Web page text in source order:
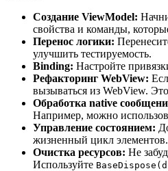
Создание ViewModel:
свойства и команды,
Перенос логики:
улучшить тестируемость.
Binding: Настройте
Рефакторинг WebView:
вызываться из WebView.
Обработка native
Например, можно
Управление состоянием:
жизненный цикл элементов.
Очистка ресурсов: Не
Используйте